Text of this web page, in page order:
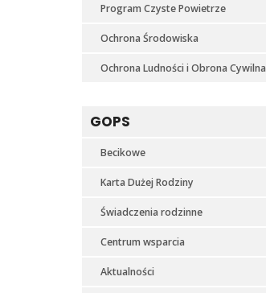
Program Czyste Powietrze
Ochrona Środowiska
Ochrona Ludności i Obrona Cywilna
GOPS
Becikowe
Karta Dużej Rodziny
Świadczenia rodzinne
Centrum wsparcia
Aktualności